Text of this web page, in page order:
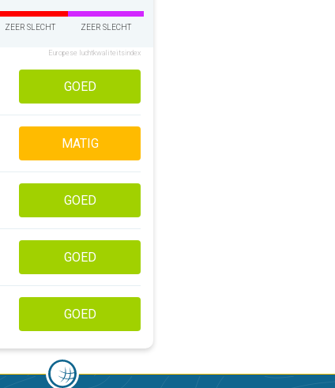
ZEER SLECHT ZEER SLECHT
Europese luchtkwaliteitsindex
GOED
MATIG
GOED
GOED
GOED